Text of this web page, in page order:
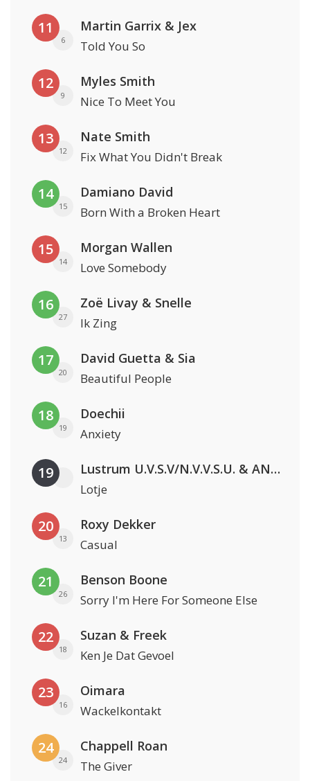
11
6
Martin Garrix & Jex
Told You So
12
9
Myles Smith
Nice To Meet You
13
12
Nate Smith
Fix What You Didn't Break
14
15
Damiano David
Born With a Broken Heart
15
14
Morgan Wallen
Love Somebody
16
27
Zoë Livay & Snelle
Ik Zing
17
20
David Guetta & Sia
Beautiful People
18
19
Doechii
Anxiety
19 Lustrum U.V.S.V/N.V.V.S.U. & ANNO ONS & Jopke van Dobbenburgh & Roeland Beelen
Lotje
20
13
Roxy Dekker
Casual
21
26
Benson Boone
Sorry I'm Here For Someone Else
22
18
Suzan & Freek
Ken Je Dat Gevoel
23
16
Oimara
Wackelkontakt
24
24
Chappell Roan
The Giver